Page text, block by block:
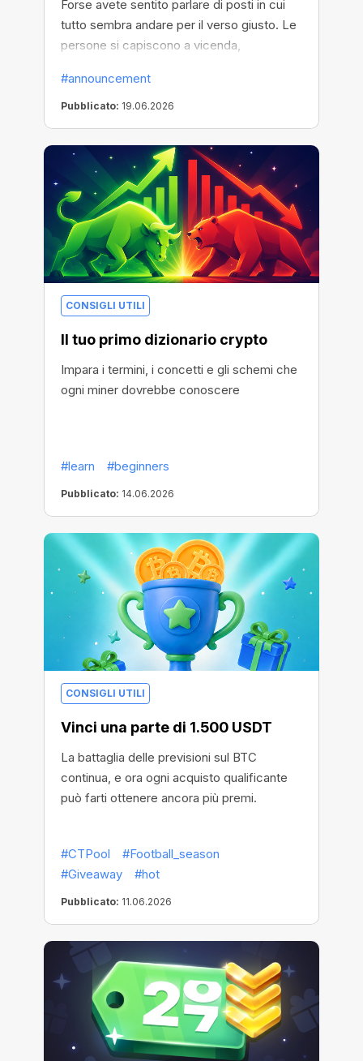
Forse avete sentito parlare di posti in cui
tutto sembra andare per il verso giusto. Le
persone si capiscono a vicenda,
qualcosa di interessante da fare. Ad
esempio, le estrazioni settimanali di premi
in criptovaluta: miner, potenziamenti,
criptovalute e molto altro!
#announcement
Pubblicato: 19.06.2026
CONSIGLI UTILI
Il tuo primo dizionario crypto
Impara i termini, i concetti e gli schemi che
ogni miner dovrebbe conoscere
#learn #beginners
Pubblicato: 14.06.2026
CONSIGLI UTILI
Vinci una parte di 1.500 USDT
La battaglia delle previsioni sul BTC
continua, e ora ogni acquisto qualificante
può farti ottenere ancora più premi.
#CTPool
#Football_season
#Giveaway
#hot
Pubblicato: 11.06.2026